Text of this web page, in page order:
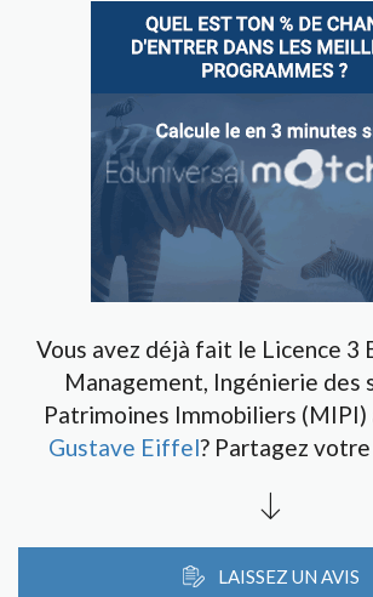
Vous avez déjà fait le Licence 3
Management, Ingénierie des
Patrimoines Immobiliers (MIPI)
Gustave Eiffel? Partagez
LAISSEZ UN AVIS